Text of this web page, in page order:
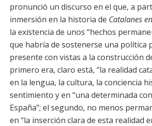
pronunció un discurso en el que, a
inmersión en la historia de Catalanes
la existencia de unos “hechos
que habría de sostenerse una política
presente con vistas a la construcción
primero era, claro está, “la realidad
en la lengua, la cultura, la conciencia
sentimiento y en “una determinada
España”; el segundo, no menos
en “la inserción clara de esta realidad